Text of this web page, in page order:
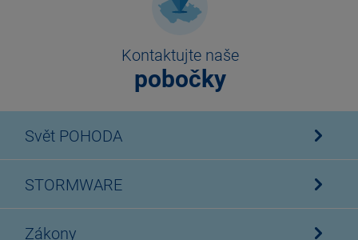
Kontaktujte naše
pobočky
Svět POHODA
STORMWARE
Zákony